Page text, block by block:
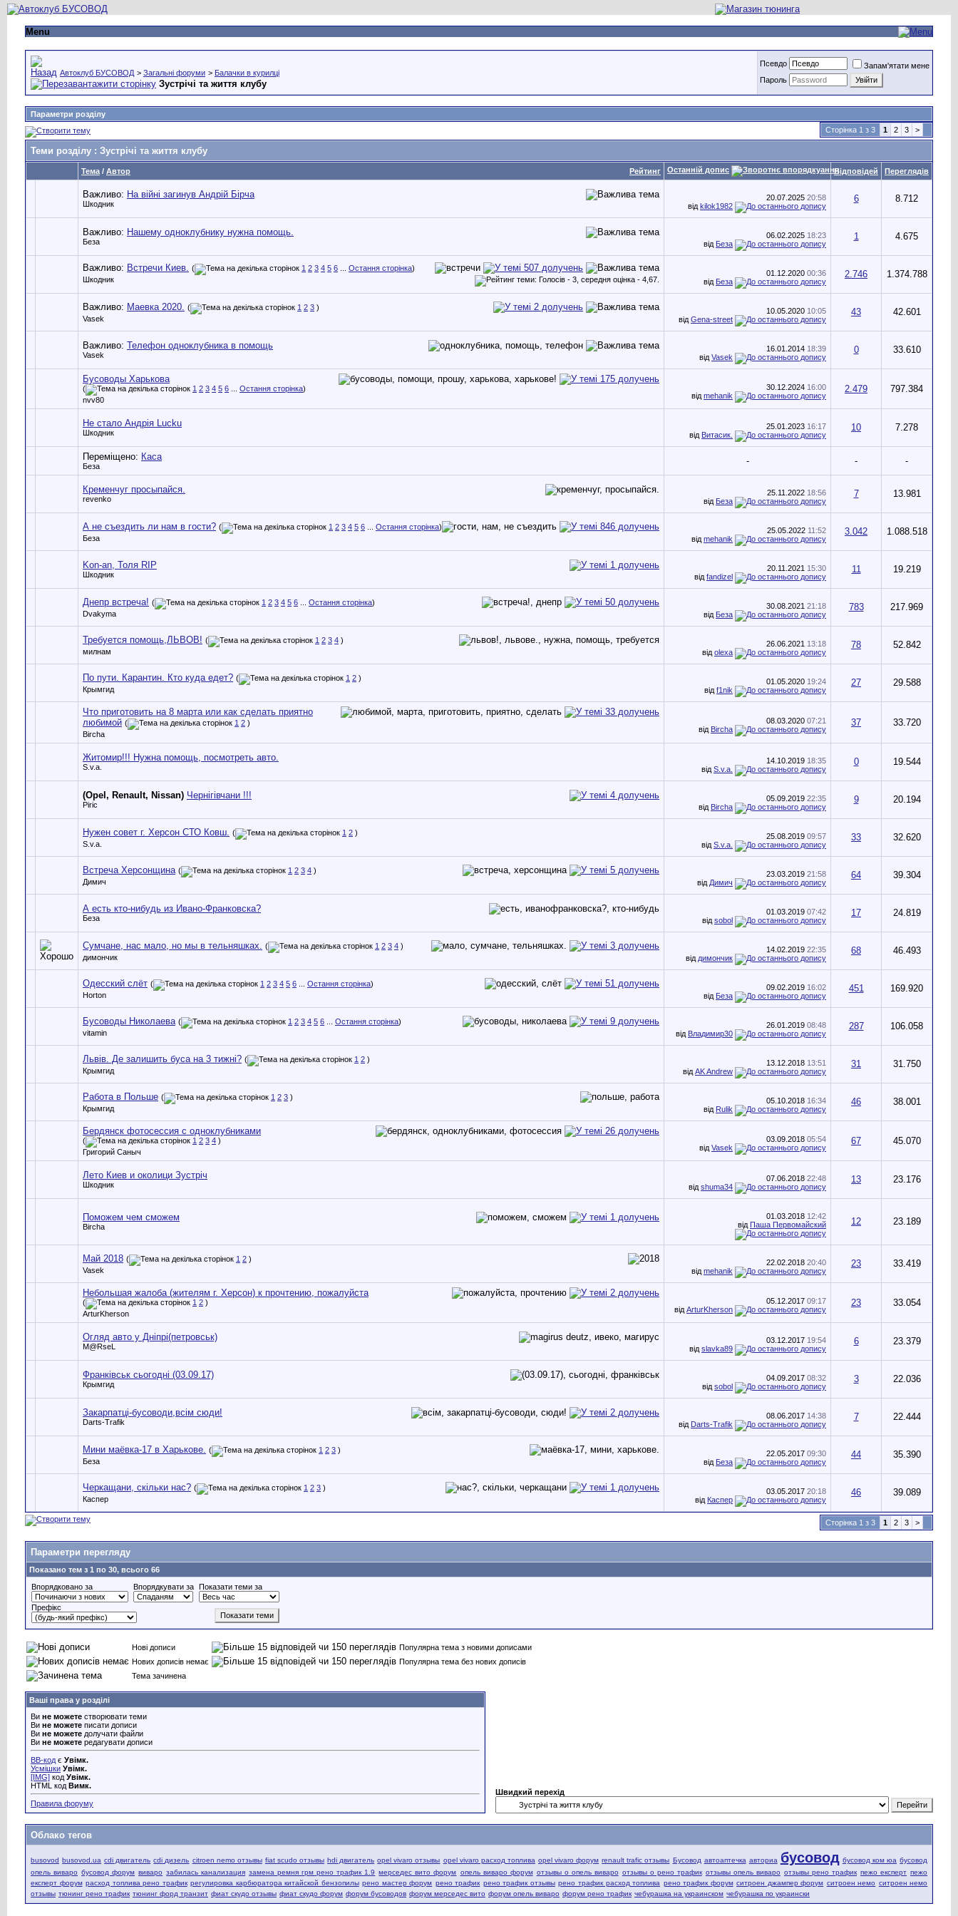
Menu
Автоклуб БУСОВОД > Загальні форуми > Балачки в курилці
Зустрічі та життя клубу
Псевдо
Запам'ятати мене
Пароль
Параметри розділу
Сторінка 1 з 3
1 2 3 >
Теми розділу : Зустрічі та життя клубу
Рейтинг
Тема / Автор Останній допис Відповідей Переглядів
Важливо: На війні загинув Андрій Бірча
Шкодник
20.07.2025 20:58
від kilok1982
6 8.712
Важливо: Нашему одноклубнику нужна помощь.
Беза
06.02.2025 18:23
від Беза
1 4.675
Важливо: Встречи Киев. ( 1 2 3 4 5 6 Остання сторінка)
Шкодник
01.12.2020 00:36
від Беза
2.746 1.374.788
Важливо: Маевка 2020. ( 1 2 3 )
Vasek
10.05.2020 10:05
від Gena-street
43 42.601
Важливо: Телефон одноклубника в помощь
Vasek
16.01.2014 18:39
від Vasek
0 33.610
Бусоводы Харькова
( 1 2 3 4 5 6 Остання сторінка)
nvv80
30.12.2024 16:00
від mehanik
2.479 797.384
Не стало Андрія Lucku
Шкодник
25.01.2023 16:17
від Витасик.
10 7.278
Переміщено: Каса
Беза - - -
Кременчуг просыпайся.
revenko
25.11.2022 18:56
від Беза
7 13.981
А не съездить ли нам в гости? ( 1 2 3 4 5 6 Остання сторінка)
Беза
25.05.2022 11:52
від mehanik
3.042 1.088.518
Kon-an, Толя RIP
Шкодник
20.11.2021 15:30
від fandizel
11 19.219
Днепр встреча! ( 1 2 3 4 5 6 Остання сторінка)
Dvakyma
30.08.2021 21:18
від Беза
783 217.969
Требуется помощь,ЛЬВОВ! ( 1 2 3 4 )
милнам
26.06.2021 13:18
від olexa
78 52.842
По пути. Карантин. Кто куда едет? ( 1 2 )
Крымгид
01.05.2020 19:24
від f1nik
27 29.588
Что приготовить на 8 марта или как сделать приятно
любимой ( 1 2 )
Bircha
08.03.2020 07:21
від Bircha
37 33.720
Житомир!!! Нужна помощь, посмотреть авто.
S.v.a.
14.10.2019 18:35
від S.v.a.
0 19.544
(Opel, Renault, Nissan) Чернігівчани !!!
Piric
05.09.2019 22:35
від Bircha
9 20.194
Нужен совет г. Херсон СТО Ковш. ( 1 2 )
S.v.a.
25.08.2019 09:57
від S.v.a.
33 32.620
Встреча Херсонщина ( 1 2 3 4 )
Димич
23.03.2019 21:58
від Димич
64 39.304
А есть кто-нибудь из Ивано-Франковска?
Беза
01.03.2019 07:42
від sobol
17 24.819
Сумчане, нас мало, но мы в тельняшках. ( 1 2 3 4 )
димончик
14.02.2019 22:35
від димончик
68 46.493
Одесский слёт ( 1 2 3 4 5 6 Остання сторінка)
Horton
09.02.2019 16:02
від Беза
451 169.920
Бусоводы Николаева ( 1 2 3 4 5 6 Остання сторінка)
vitamin
26.01.2019 08:48
від Владимир30
287 106.058
Львів. Де залишить буса на 3 тижні? ( 1 2 )
Крымгид
13.12.2018 13:51
від AK Andrew
31 31.750
Работа в Польше ( 1 2 3 )
Крымгид
05.10.2018 16:34
від Rulik
46 38.001
Бердянск фотосессия с одноклубниками
( 1 2 3 4 )
Григорий Саныч
03.09.2018 05:54
від Vasek
67 45.070
Лето Киев и околици Зустріч
Шкодник
07.06.2018 22:48
від shuma34
13 23.176
Поможем чем сможем
Bircha
01.03.2018 12:42
від Паша Первомайский 12 23.189
Май 2018 ( 1 2 )
Vasek
22.02.2018 20:40
від mehanik
23 33.419
Небольшая жалоба (жителям г. Херсон) к прочтению, пожалуйста
( 1 2 )
ArturKherson
05.12.2017 09:17
від ArturKherson
23 33.054
Огляд авто у Дніпрі(петровськ)
M@RseL
03.12.2017 19:54
від slavka89
6 23.379
Франкiвськ сьогоднi (03.09.17)
Крымгид
04.09.2017 08:32
від sobol
3 22.036
Закарпатці-бусоводи,всім сюди!
Darts-Trafik
08.06.2017 14:38
від Darts-Trafik
7 22.444
Мини маёвка-17 в Харькове. ( 1 2 3 )
Беза
22.05.2017 09:30
від Беза
44 35.390
Черкащани, скільки нас? ( 1 2 3 )
Каспер
03.05.2017 20:18
від Каспер
46 39.089
Сторінка 1 з 3 1 2 3 >
Параметри перегляду
Показано тем з 1 по 30, всього 66
Впорядковано за
Впорядкувати за Показати теми за
Префікс
Нові дописи
Популярна тема з новими дописами
Нових дописів немає
Популярна тема без нових дописів
Тема зачинена
Ваші права у розділі
Ви не можете створювати теми
Ви не можете писати дописи
Ви не можете долучати файли
Ви не можете редагувати дописи
BB-код є Увімк.
Усмішки Увімк.
[IMG] код Увімк.
HTML код Вимк.
Правила форуму
Швидкий перехід
Облако тегов
busovod busovod.ua cdi двигатель cdi дизель citroen nemo отзывы fiat scudo отзывы hdi двигатель opel vivaro отзывы opel vivaro расход топлива opel vivaro форум renault trafic отзывы Бусовод автоаптечка авториа бусовод бусовод ком юа бусовод
опель виваро бусовод форум виваро забилась канализация замена ремня грм рено трафик 1.9 мерседес вито форум опель виваро форум отзывы о опель виваро отзывы о рено трафик отзывы опель виваро отзывы рено трафик пежо експерт пежо
експерт форум расход топлива рено трафик регулировка карбюратора китайской бензопилы рено мастер форум рено трафик рено трафик отзывы рено трафик расход топлива рено трафик форум ситроен джампер форум ситроен немо ситроен немо
отзывы тюнинг рено трафик тюнинг форд транзит фиат скудо отзывы фиат скудо форум форум бусоводов форум мерседес вито форум опель виваро форум рено трафик чебурашка на украинском чебурашка по украински